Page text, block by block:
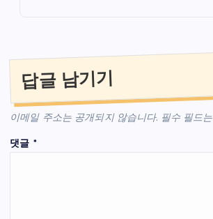
답글 남기기
이메일 주소는 공개되지 않습니다. 필수 필드는
댓글 *